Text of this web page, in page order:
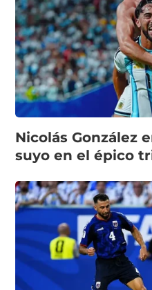
Nicolás González
suyo en el épico